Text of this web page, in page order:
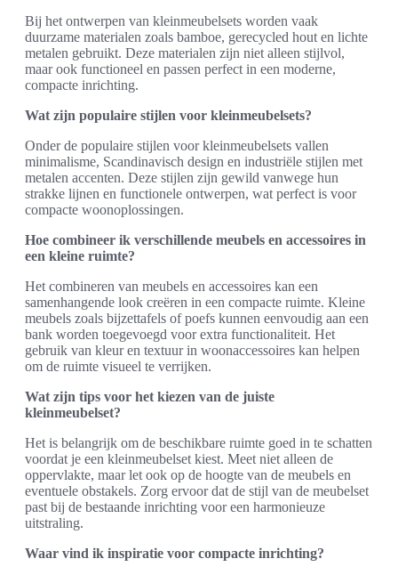
Bij het ontwerpen van kleinmeubelsets worden vaak
duurzame materialen zoals bamboe, gerecycled hout en lichte
metalen gebruikt. Deze materialen zijn niet alleen stijlvol,
maar ook functioneel en passen perfect in een moderne,
compacte inrichting.
Wat zijn populaire stijlen voor kleinmeubelsets?
Onder de populaire stijlen voor kleinmeubelsets vallen
minimalisme, Scandinavisch design en industriële stijlen met
metalen accenten. Deze stijlen zijn gewild vanwege hun
strakke lijnen en functionele ontwerpen, wat perfect is voor
compacte woonoplossingen.
Hoe combineer ik verschillende meubels en accessoires in
een kleine ruimte?
Het combineren van meubels en accessoires kan een
samenhangende look creëren in een compacte ruimte. Kleine
meubels zoals bijzettafels of poefs kunnen eenvoudig aan een
bank worden toegevoegd voor extra functionaliteit. Het
gebruik van kleur en textuur in woonaccessoires kan helpen
om de ruimte visueel te verrijken.
Wat zijn tips voor het kiezen van de juiste
kleinmeubelset?
Het is belangrijk om de beschikbare ruimte goed in te schatten
voordat je een kleinmeubelset kiest. Meet niet alleen de
oppervlakte, maar let ook op de hoogte van de meubels en
eventuele obstakels. Zorg ervoor dat de stijl van de meubelset
past bij de bestaande inrichting voor een harmonieuze
uitstraling.
Waar vind ik inspiratie voor compacte inrichting?